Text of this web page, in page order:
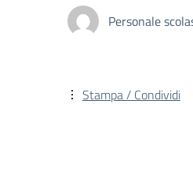
Personale
Stampa / Condividi